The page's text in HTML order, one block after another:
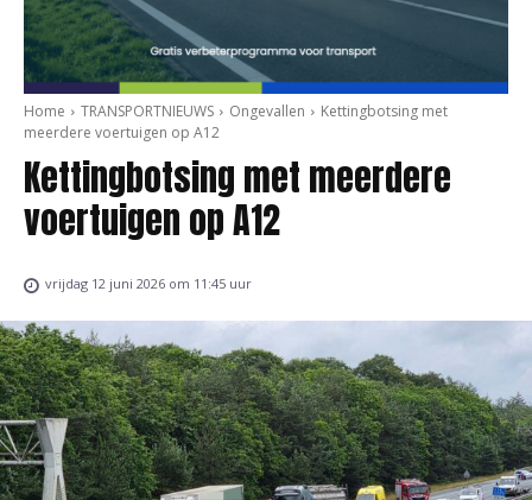
Home TRANSPORTNIEUWS Ongevallen
Kettingbotsing met
meerdere voertuigen op A12
Kettingbotsing met meerdere
voertuigen op A12
vrijdag 12 juni 2026 om 11:45 uur